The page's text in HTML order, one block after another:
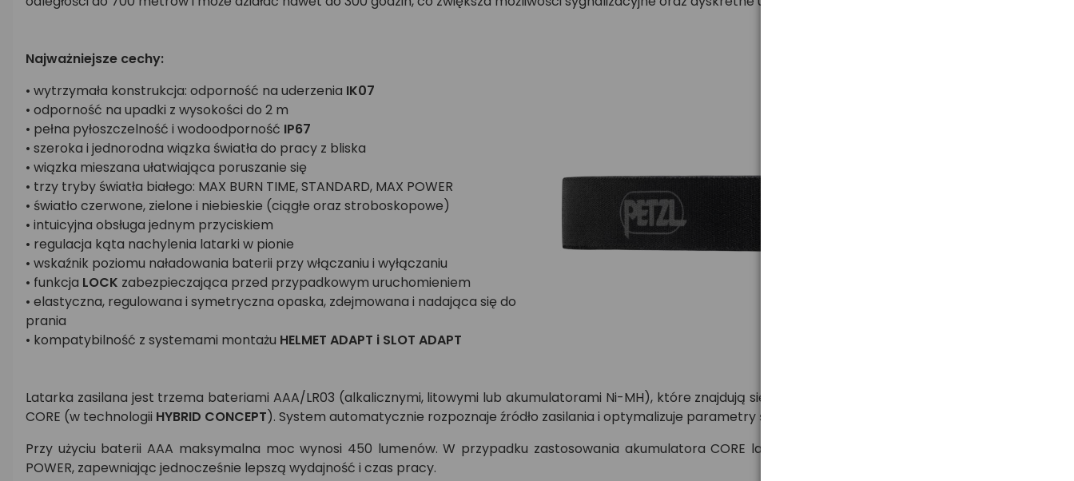
Najważniejsze cechy:
• wytrzymała konstrukcja: odporność na uderzenia IK07
• odporność na upadki z wysokości do 2 m
• pełna pyłoszczelność i wodoodporność IP67
• szeroka i jednorodna wiązka światła do pracy z bliska
• wiązka mieszana ułatwiająca poruszanie się
• trzy tryby światła białego: MAX BURN TIME, STANDARD, MAX POWER
• światło czerwone, zielone i niebieskie (ciągłe oraz stroboskopowe)
• intuicyjna obsługa jednym przyciskiem
• regulacja kąta nachylenia latarki w pionie
• wskaźnik poziomu naładowania baterii przy włączaniu i wyłączaniu
• funkcja LOCK zabezpieczająca przed przypadkowym uruchomieniem
• elastyczna, regulowana i symetryczna opaska, zdejmowana i nadająca się do
prania
• kompatybilność z systemami montażu HELMET ADAPT i SLOT ADAPT
Latarka zasilana jest trzema bateriami AAA/LR03 (alkalicznymi, litowymi lub akumulatorami Ni-MH), które znajdują się w zestawie, lub opcjonalnym akumulatorem
CORE (w technologii HYBRID CONCEPT). System automatycznie rozpoznaje źródło zasilania i optymalizuje parametry świecenia.
Przy użyciu baterii AAA maksymalna moc wynosi 450 lumenów. W przypadku zastosowania akumulatora CORE latarka osiąga do 625 lumenów w trybie MAX
POWER, zapewniając jednocześnie lepszą wydajność i czas pracy.